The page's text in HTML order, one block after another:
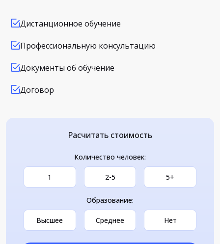
Дистанционное обучение
Профессиональную консультацию
Документы об обучение
Договор
Расчитать стоимость
Количество человек:
1 2-5 5+
Образование:
Высшее Среднее Нет